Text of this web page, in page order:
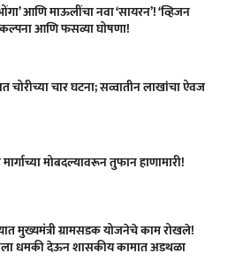
आणि माऊलींचा नवा ‘सायरन’! ‘व्हिजन
कल्पना आणि फसव्या घोषणा!
चोरीच्या चार घटना; सव्वातीन लाखांचा ऐवज
मोबदल्यावरून तुफान हाणामारी!
मुख्यमंत्री ग्रामसडक योजनेचे काम रोखले!
धमकी देऊन शासकीय कामात अडथळा